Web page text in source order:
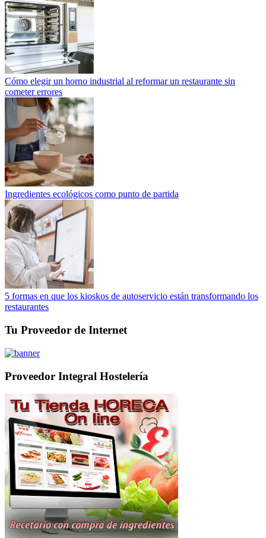
Cómo elegir un horno industrial al reformar un restaurante sin
cometer errores
Ingredientes ecológicos como punto de partida
5 formas en que los kioskos de autoservicio están transformando los
restaurantes
Tu Proveedor de Internet
Proveedor Integral Hostelería